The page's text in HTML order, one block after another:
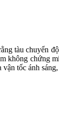
tàu chuyển
không chứng
vận tốc ánh